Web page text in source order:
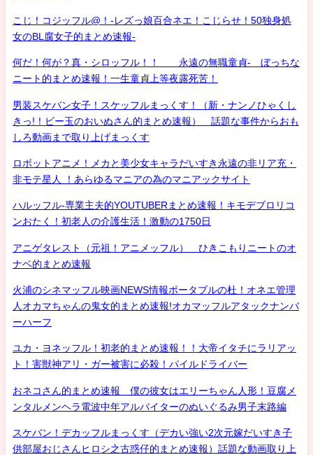
こじ！コジッフル@！-レズっ娘百合ネエ！こじらせ！50独身処
女のBL腐女子的まとめ速報-
何だ！何が？真・シロッフル！！ 永遠の無職童貞- ぼっちな
ニート的まとめ速報！一生童貞上等夜露死苦！
男装スケバン女子！スケッフルまっくす！（新・ナンノひゃくし
きっ!！ビー玉のおいぬさん的まとめ速報） 話題な事件からおも
しろ動画まで取り上げまっくす
ロボットアニメ！メカと美少女キャラだいすき永遠の非リア充・
非モテ星人 ！あらゆるマニアの為のマニアックサイト
ハルッフル-専業主夫的YOUTUBERまとめ速報！キモデブロリコ
ンおたく！初老人の介護生活！激動の1750日
アニゲタレスト（元祖！アニメッフル） ひきこもりニートのオ
ナベ的まとめ速報
火浦のシネマッフル映画NEWS情報ポータブルの杜！オネエ管理
人オカマちゃんの鬼女的まとめ速報!オカマッフルアタックナンバ
ーハーフ
ユカ・ヨネッフル！初老的まとめ速報！！大帝イタチにラリアッ
ト！害獣神アリ・ガー被害に必殺！パイルドライバー
おネコさん的まとめ速報 僕の彼女はエリーちゃん人形！豆腐メ
ンタルメンヘラ電波中年アルバイターのぬいぐるみ男子末路編
スケバン！デカッフルまっくす（デカい強い2次元嫁だいすき子
供部屋おじさんヒロシ之古惑仔的まとめ速報）話題な動画取り上